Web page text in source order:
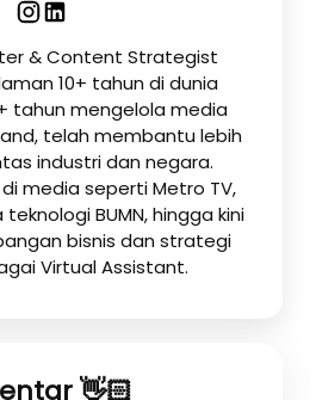
& Content Strategist
10+ tahun di dunia
tahun mengelola media
telah membantu lebih
industri dan negara.
media seperti Metro TV,
teknologi BUMN, hingga kini
bisnis dan strategi
Virtual Assistant.
👋🏻